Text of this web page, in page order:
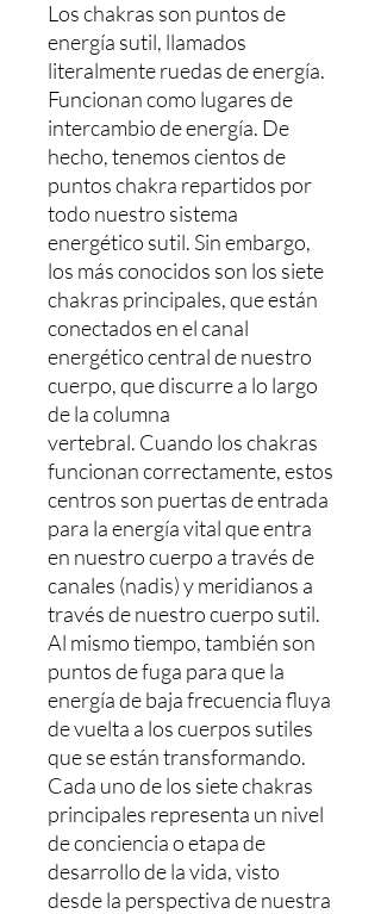
Los chakras son puntos de
energía sutil, llamados
literalmente ruedas de energía.
Funcionan como lugares de
intercambio de energía. De
hecho, tenemos cientos de
puntos chakra repartidos por
todo nuestro sistema
energético sutil. Sin embargo,
los más conocidos son los siete
chakras principales, que están
conectados en el canal
energético central de nuestro
cuerpo, que discurre a lo largo
de la columna
vertebral. Cuando los chakras
funcionan correctamente, estos
centros son puertas de entrada
para la energía vital que entra
en nuestro cuerpo a través de
canales (nadis) y meridianos a
través de nuestro cuerpo sutil.
Al mismo tiempo, también son
puntos de fuga para que la
energía de baja frecuencia fluya
de vuelta a los cuerpos sutiles
que se están transformando.
Cada uno de los siete chakras
principales representa un nivel
de conciencia o etapa de
desarrollo de la vida, visto
desde la perspectiva de nuestra